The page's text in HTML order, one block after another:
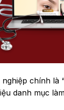
chính là
danh mục